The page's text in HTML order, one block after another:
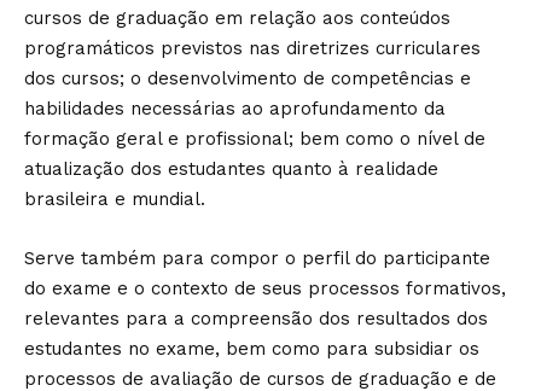
cursos de graduação em relação aos conteúdos
programáticos previstos nas diretrizes curriculares
dos cursos; o desenvolvimento de competências e
habilidades necessárias ao aprofundamento da
formação geral e profissional; bem como o nível de
atualização dos estudantes quanto à realidade
brasileira e mundial.
Serve também para compor o perfil do participante
do exame e o contexto de seus processos formativos,
relevantes para a compreensão dos resultados dos
estudantes no exame, bem como para subsidiar os
processos de avaliação de cursos de graduação e de